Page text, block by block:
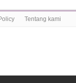
Tentang kami